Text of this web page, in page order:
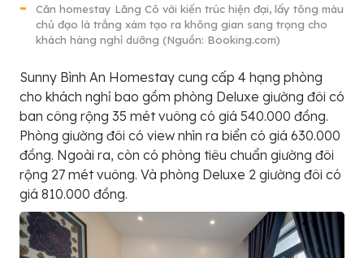
Căn homestay Lăng Cô với kiến trúc hiện đại, lấy tông màu
chủ đạo là trắng xám tạo ra không gian sang trọng cho
khách hàng nghỉ dưỡng (Nguồn: Booking.com)
Sunny Bình An Homestay cung cấp 4 hạng phòng
cho khách nghỉ bao gồm phòng Deluxe giường đôi có
ban công rộng 35 mét vuông có giá 540.000 đồng.
Phòng giường đôi có view nhìn ra biển có giá 630.000
đồng. Ngoài ra, còn có phòng tiêu chuẩn giường đôi
rộng 27 mét vuông. Và phòng Deluxe 2 giường đôi có
giá 810.000 đồng.